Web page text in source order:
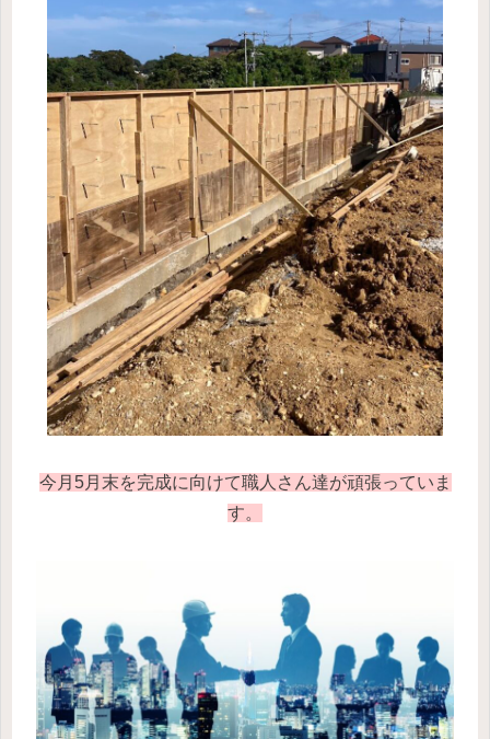
今月5月末を完成に向けて職人さん達が頑張っていま
す。